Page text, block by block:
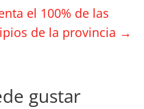
el 100% de las
de la provincia →
gustar